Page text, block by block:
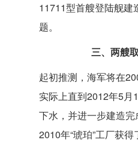
11711型首艘登陆舰建
题。
三、两艘
起初推测，海军将在
实际上直到2012年5月
下水，并进一步建造完
2010年“琥珀”工厂获